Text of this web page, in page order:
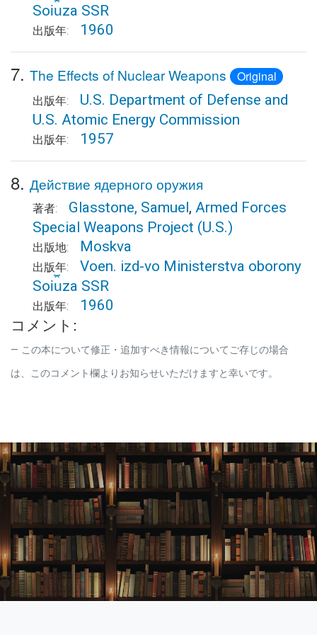
Soi︠u︡za SSR
出版年: 1960
7. The Effects of Nuclear Weapons Original
出版年:
U.S. Department of Defense and
U.S. Atomic Energy Commission
出版年: 1957
8. Действие ядерного оружия
著者: Glasstone, Samuel,Armed Forces
Special Weapons Project (U.S.)
出版地: Moskva
出版年:
Voen. izd-vo Ministerstva oborony
Soi︠u︡za SSR
出版年: 1960
コメント:
この本について修正・追加すべき情報についてご存じの場合
は、このコメント欄よりお知らせいただけますと幸いです。